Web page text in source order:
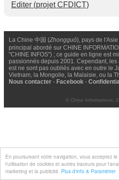
En poursuivant votre navigation, vous acceptez
l'utilisation de cookies et autres traceurs pour
marketing et la publicité. Plus d'info & Paramétrer
Editer (projet CFDICT)
La Chine 中国 (Zhongguó), pays de
principal abordé sur CHINE
"CHINE INFOS") ; ce guide en ligne est
passionnés depuis 2001. Cependant, les
est ne sont pas oubliés avec en outre le
Vietnam, la Mongolie, la Malaisie, ou la
Nous contacter - Facebook -
© Chine Informations,